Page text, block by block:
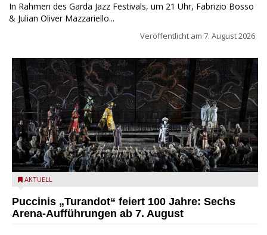
In Rahmen des Garda Jazz Festivals, um 21 Uhr, Fabrizio Bosso
& Julian Oliver Mazzariello...
Veröffentlicht am 7. August 2026
Turandot in der Arena von Verona - Ennevi für Fondazione
AKTUELL
Puccinis „Turandot“ feiert 100 Jahre: Sechs
Arena-Aufführungen ab 7. August